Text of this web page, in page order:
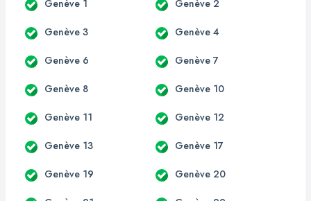
Genève 1 Genève 2
Genève 3 Genève 4
Genève 6 Genève 7
Genève 8 Genève 10
Genève 11 Genève 12
Genève 13 Genève 17
Genève 19 Genève 20